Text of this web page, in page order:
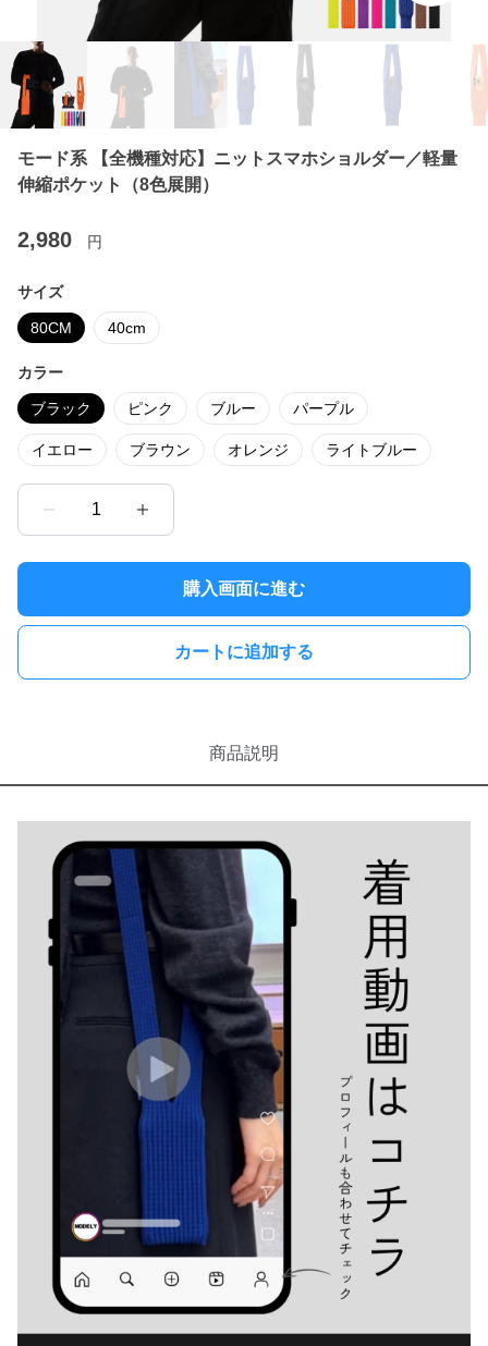
モード系 【全機種対応】ニットスマホショルダー／軽量
伸縮ポケット（8色展開）
2,980 円
サイズ
80CM 40cm
カラー
ブラック ピンク ブルー パープル
イエロー ブラウン オレンジ ライトブルー
1
購入画面に進む
カートに追加する
商品説明